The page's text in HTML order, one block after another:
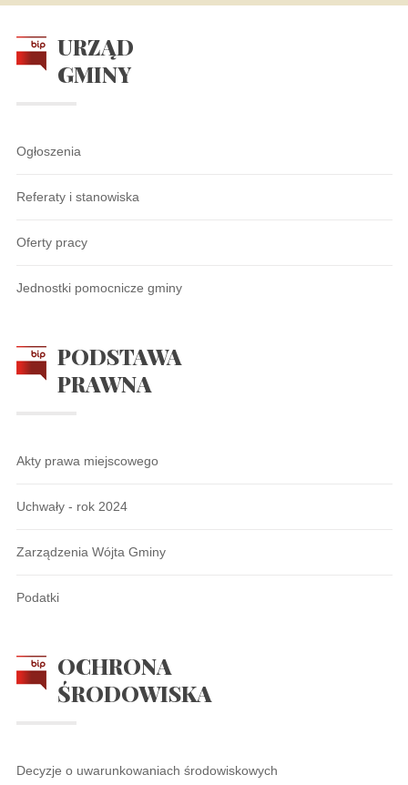
URZĄD
GMINY
Ogłoszenia
Referaty i stanowiska
Oferty pracy
Jednostki pomocnicze gminy
PODSTAWA
PRAWNA
Akty prawa miejscowego
Uchwały - rok 2024
Zarządzenia Wójta Gminy
Podatki
OCHRONA
ŚRODOWISKA
Decyzje o uwarunkowaniach środowiskowych